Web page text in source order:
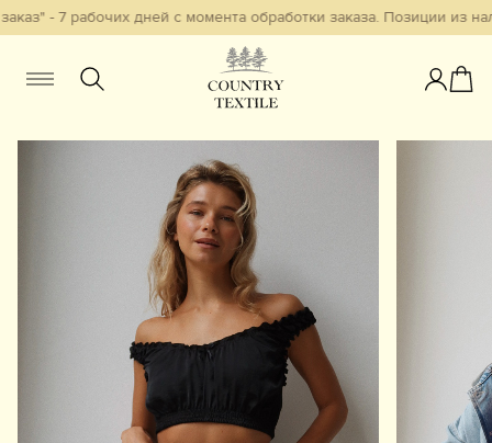
- 7 рабочих дней с момента обработки заказа. Позиции из
МужчинамДетям
Смотреть всё
В наличии
Бестселлеры